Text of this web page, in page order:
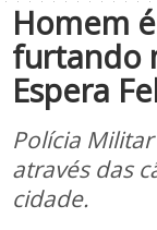
Homem
furtando
Espera
Polícia
através das
cidade.